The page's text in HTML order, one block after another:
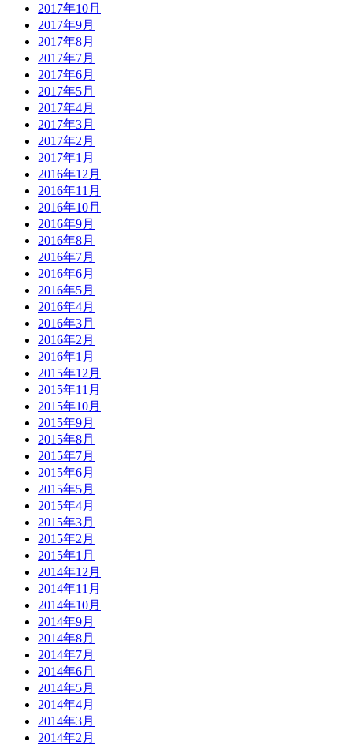
2017年10月
2017年9月
2017年8月
2017年7月
2017年6月
2017年5月
2017年4月
2017年3月
2017年2月
2017年1月
2016年12月
2016年11月
2016年10月
2016年9月
2016年8月
2016年7月
2016年6月
2016年5月
2016年4月
2016年3月
2016年2月
2016年1月
2015年12月
2015年11月
2015年10月
2015年9月
2015年8月
2015年7月
2015年6月
2015年5月
2015年4月
2015年3月
2015年2月
2015年1月
2014年12月
2014年11月
2014年10月
2014年9月
2014年8月
2014年7月
2014年6月
2014年5月
2014年4月
2014年3月
2014年2月